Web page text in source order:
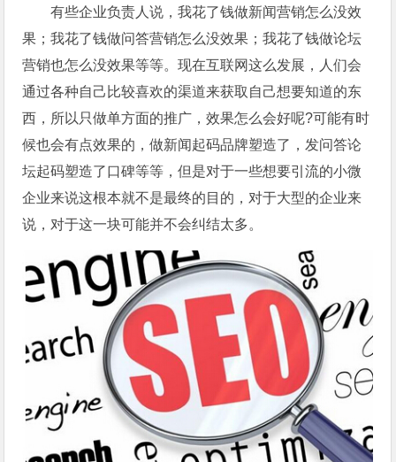
有些企业负责人说，我花了钱做新闻营销怎么没效
果；我花了钱做问答营销怎么没效果；我花了钱做论坛
营销也怎么没效果等等。现在互联网这么发展，人们会
通过各种自己比较喜欢的渠道来获取自己想要知道的东
西，所以只做单方面的推广，效果怎么会好呢?可能有时
候也会有点效果的，做新闻起码品牌塑造了，发问答论
坛起码塑造了口碑等等，但是对于一些想要引流的小微
企业来说这根本就不是最终的目的，对于大型的企业来
说，对于这一块可能并不会纠结太多。